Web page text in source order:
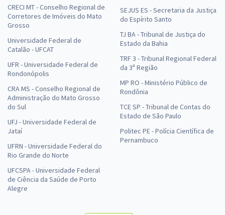
CRECI MT - Conselho Regional de
Corretores de Imóveis do Mato
Grosso
Universidade Federal de
Catalão - UFCAT
UFR - Universidade Federal de
Rondonópolis
CRA MS - Conselho Regional de
Administração do Mato Grosso
do Sul
UFJ - Universidade Federal de
Jataí
UFRN - Universidade Federal do
Rio Grande do Norte
UFCSPA - Universidade Federal
de Ciência da Saúde de Porto
Alegre
SEJUS ES - Secretaria da Justiça
do Espírito Santo
TJ BA - Tribunal de Justiça do
Estado da Bahia
TRF 3 - Tribunal Regional Federal
da 3ª Região
MP RO - Ministério Público de
Rondônia
TCE SP - Tribunal de Contas do
Estado de São Paulo
Politec PE - Polícia Científica de
Pernambuco